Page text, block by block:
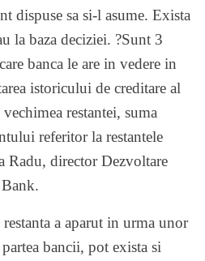
dispuse sa si-l asume. Exista
la baza deciziei. ?Sunt 3
banca le are in vedere in
istoricului de creditare al
restantei, suma
referitor la restantele
Radu, director Dezvoltare
a aparut in urma unor
bancii, pot exista si